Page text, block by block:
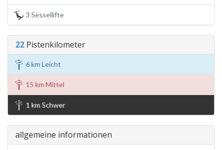
3 Sessellifte
22 Pistenkilometer
6 km Leicht
15 km Mittel
1 km Schwer
allgemeine informationen